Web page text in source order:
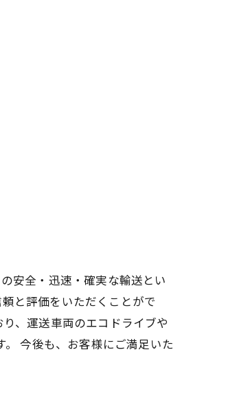
安全・迅速・確実な輸送とい
と評価をいただくことがで
、運送車両のエコドライブや
今後も、お客様にご満足いた